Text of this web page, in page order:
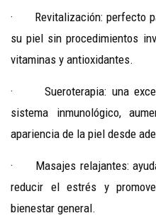
· Revitalización: perfecto
su piel sin procedimientos
vitaminas y antioxidantes.
· Sueroterapia: una
sistema inmunológico,
apariencia de la piel desde
· Masajes relajantes:
reducir el estrés y
bienestar general.